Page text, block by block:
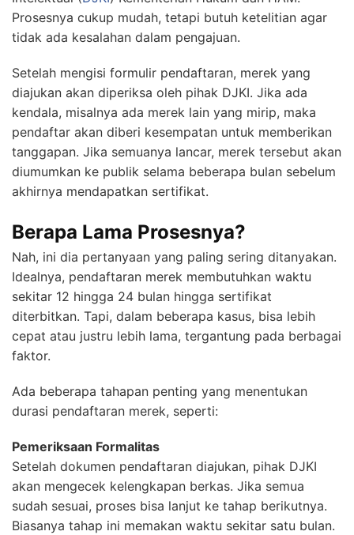
Prosesnya cukup mudah, tetapi butuh ketelitian agar
tidak ada kesalahan dalam pengajuan.
Setelah mengisi formulir pendaftaran, merek yang
diajukan akan diperiksa oleh pihak DJKI. Jika ada
kendala, misalnya ada merek lain yang mirip, maka
pendaftar akan diberi kesempatan untuk memberikan
tanggapan. Jika semuanya lancar, merek tersebut akan
diumumkan ke publik selama beberapa bulan sebelum
akhirnya mendapatkan sertifikat.
Berapa Lama Prosesnya?
Nah, ini dia pertanyaan yang paling sering ditanyakan.
Idealnya, pendaftaran merek membutuhkan waktu
sekitar 12 hingga 24 bulan hingga sertifikat
diterbitkan. Tapi, dalam beberapa kasus, bisa lebih
cepat atau justru lebih lama, tergantung pada berbagai
faktor.
Ada beberapa tahapan penting yang menentukan
durasi pendaftaran merek, seperti:
Pemeriksaan Formalitas
Setelah dokumen pendaftaran diajukan, pihak DJKI
akan mengecek kelengkapan berkas. Jika semua
sudah sesuai, proses bisa lanjut ke tahap berikutnya.
Biasanya tahap ini memakan waktu sekitar satu bulan.